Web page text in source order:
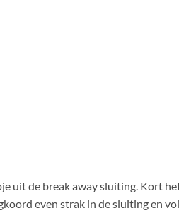
uit de break away sluiting. Kort
even strak in de sluiting en